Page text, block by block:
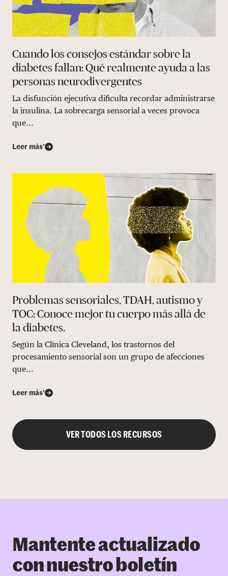
Cuando los consejos estándar sobre la
diabetes fallan: Qué realmente ayuda a las
personas neurodivergentes
La disfunción ejecutiva dificulta recordar administrarse
la insulina. La sobrecarga sensorial a veces provoca
que...
Leer más’
Problemas sensoriales, TDAH, autismo y
TOC: Conoce mejor tu cuerpo más allá de
la diabetes.
Según la Clínica Cleveland, los trastornos del
procesamiento sensorial son un grupo de afecciones
que...
Leer más’
VER TODOS LOS RECURSOS
Mantente actualizado
con nuestro boletín